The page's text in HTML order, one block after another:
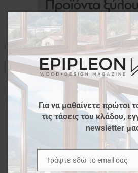
Για να μαθαίνετε πρώτοι
τις τάσεις του κλάδου,
newsletter
Email
Γράψτε εδώ το email σας